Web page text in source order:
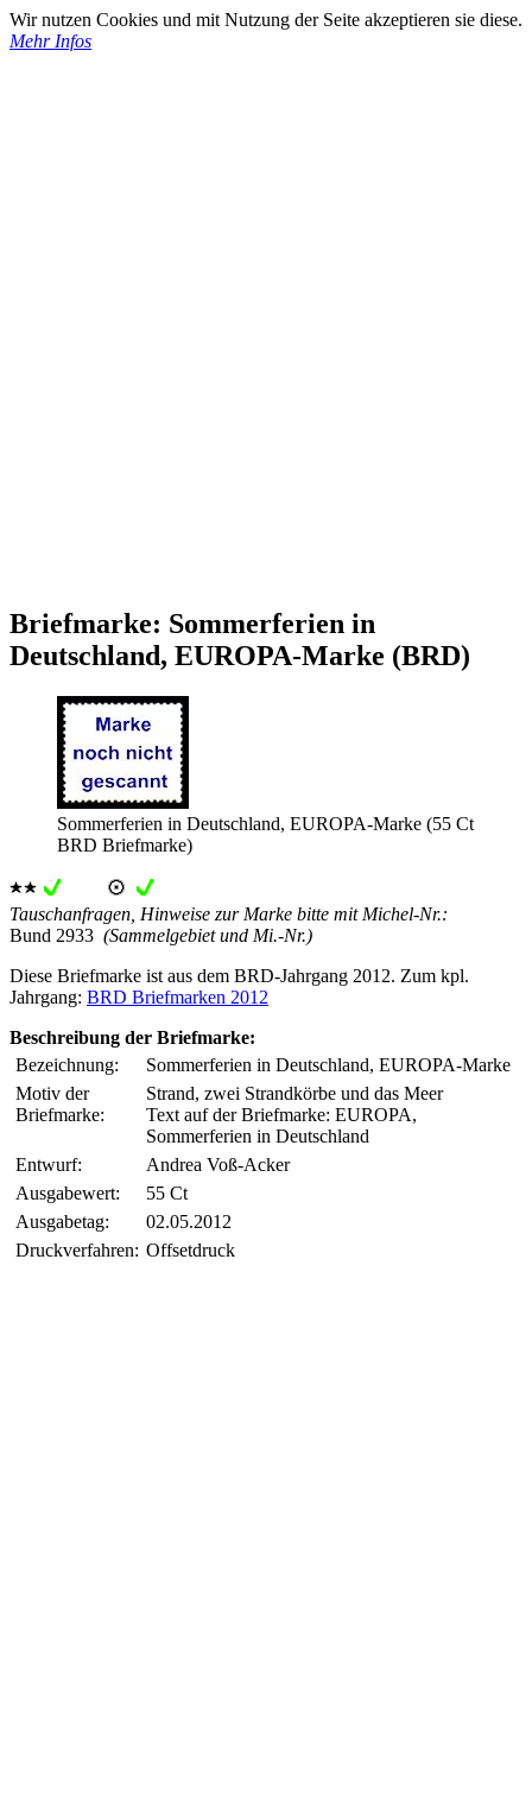
Wir nutzen Cookies und mit Nutzung der Seite akzeptieren sie diese.
Mehr Infos
Briefmarke: Sommerferien in
Deutschland, EUROPA-Marke (BRD)
Sommerferien in Deutschland, EUROPA-Marke (55 Ct
BRD Briefmarke)
Tauschanfragen, Hinweise zur Marke bitte mit Michel-Nr.:
Bund 2933 (Sammelgebiet und Mi.-Nr.)
Diese Briefmarke ist aus dem BRD-Jahrgang 2012. Zum kpl.
Jahrgang: BRD Briefmarken 2012
Beschreibung der Briefmarke:
Bezeichnung:
Sommerferien in Deutschland, EUROPA-Marke
Motiv der
Briefmarke:
Strand, zwei Strandkörbe und das Meer
Text auf der Briefmarke: EUROPA,
Sommerferien in Deutschland
Entwurf:
Andrea Voß-Acker
Ausgabewert:
55 Ct
Ausgabetag:
02.05.2012
Druckverfahren: Offsetdruck